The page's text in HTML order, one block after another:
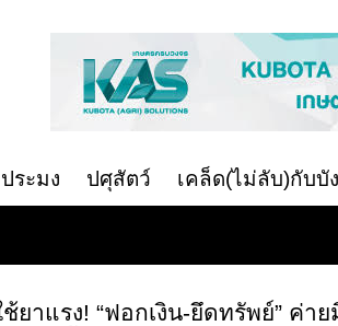
ประมง ปศุสัตว์ เคล็ด(ไม่ลับ)กับบั
ยาแรง! “ฟอกเงิน-ยึดทรัพย์” ค่าย